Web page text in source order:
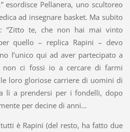
esordisce Pellanera, uno scultoreo
ad insegnare basket. Ma subito
“Zitto te, che non hai mai vinto
quello – replica Rapini – devo
l’unico qui ad aver partecipato a
non ci fossi io a cercare di farmi
loro gloriose carriere di uomini di
lì a prendersi per i fondelli, dopo
per decine di anni…
è Rapini (del resto, ha fatto due